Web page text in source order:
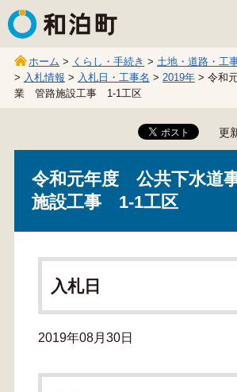
和泊町
ホーム > くらし・手続き >土地・道路・工
> 入札情報 > 入札日・工事名 > 2019年> 令和
業 管路施設工事 1-1工区
更
令和元年度 公共下水道
施設工事 1-1工区
入札日
2019年08月30日